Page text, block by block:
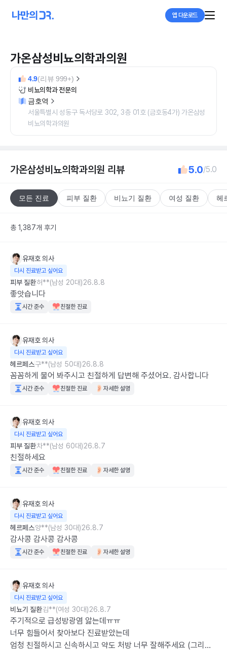
앱 다운로드
가온삼성비뇨의학과의원
4.9(리뷰 999+)
비뇨의학과 전문의
금호역
서울특별시 성동구 독서당로 302, 3층 01호 (금호동4가) 가온삼성
비뇨의학과의원
가온삼성비뇨의학과의원 리뷰 5.0/5.0
모든 진료 피부 질환 비뇨기 질환 여성 질환 헤
총 1,387개 후기
유재호의사
다시 진료받고 싶어요
피부 질환허**(남성 20대)26.8.8
좋앗습니다
시간 준수 친절한 진료
유재호의사
다시 진료받고 싶어요
헤르페스구**(남성 50대)26.8.8
꼼꼼하게 물어 봐주시고 친절하게 답변해 주셨어요. 감사합니다
시간 준수 친절한 진료 자세한 설명
유재호의사
다시 진료받고 싶어요
피부 질환차**(남성 60대)26.8.7
친절하세요
시간 준수 친절한 진료 자세한 설명
유재호의사
다시 진료받고 싶어요
헤르페스양**(남성 30대)26.8.7
감사콩 감사콩 감사콩
시간 준수 친절한 진료 자세한 설명
유재호의사
다시 진료받고 싶어요
비뇨기 질환김**(여성 30대)26.8.7
주기적으로 급성방광염 앓는데ㅠㅠ
너무 힘들어서 찾아보다 진료받았는데
엄청 친절하시고 신속하시고 약도 처방 너무 잘해주세요 (그리고